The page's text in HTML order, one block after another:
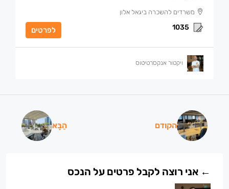
משרדים להשכרה ביגאל אלון
1035 לפרטים
ויקטור אנקסרטיטוס
הקודם הַבָּא